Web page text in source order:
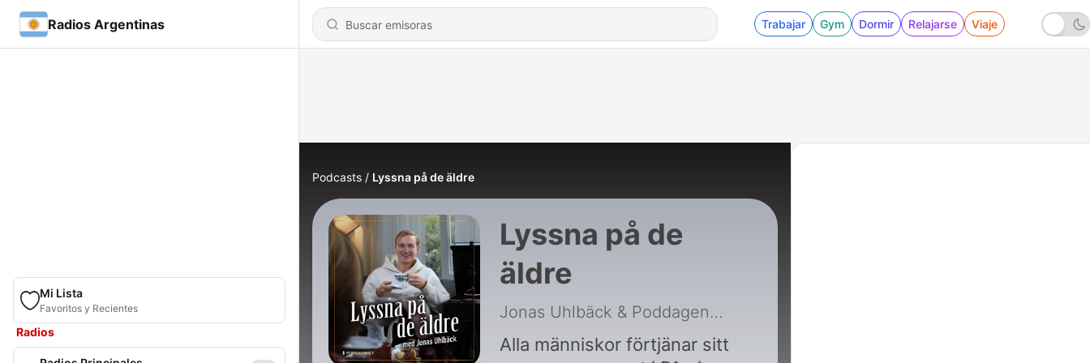
Radios Argentinas Trabajar Gym Dormir Relajarse Viaje
Mi Lista
Favoritos y Recientes
Radios
Podcasts Lyssna på de äldre
Lyssna på de
äldre
Jonas Uhlbäck & Poddagency
Alla människor förtjänar sitt